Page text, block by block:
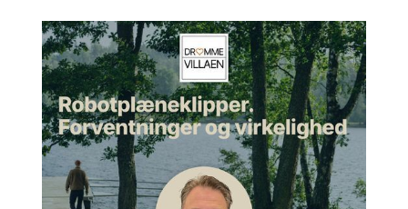
Pernille:Det er der jo altid, fordi det er jo lidt fantastisk. Det er
jo sådan noget sommerfuglestøv, man kommer til. Og gamle
materialer og en historie. Så det er jo både kulturen,
kulturhistorien og arkitekturen og gamle materialer, som kan
have 500 år på bagen og så videre. Så helt sikkert. Men i
virkeligheden arbejder man jo med den slags bygninger, som
man arbejder med nyere bygninger også. Det kunne være en
villa fra 70'erne. Man starter med at undersøge, hvad er der
på spil, og så er det klart, at nogle bygninger må man gå lidt
mere til end andre.